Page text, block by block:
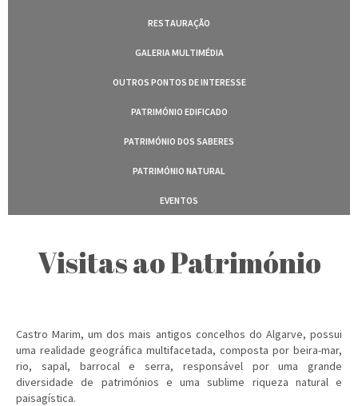
RESTAURAÇÃO
GALERIA MULTIMÉDIA
OUTROS PONTOS DE INTERESSE
PATRIMÓNIO EDIFICADO
PATRIMÓNIO DOS SABERES
PATRIMÓNIO NATURAL
EVENTOS
Visitas ao Património
Castro Marim, um dos mais antigos concelhos do Algarve, possui
uma realidade geográfica multifacetada, composta por beira-mar,
rio, sapal, barrocal e serra, responsável por uma grande
diversidade de patrimónios e uma sublime riqueza natural e
paisagística.